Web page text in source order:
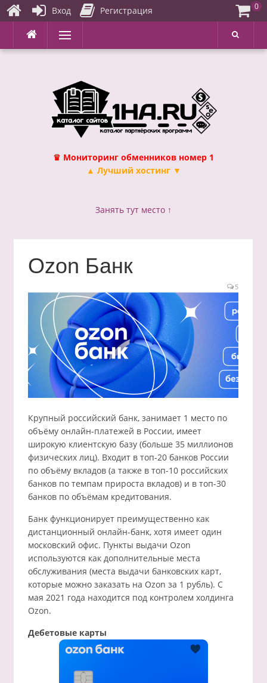
Перейти
содержимому
Меню
♛ Мониторинг обменников номер 1
▲ Лучший хостинг ▼
Занять тут место ↑
Ozon Банк
5
Крупный российский банк, занимает 1 место по
объёму онлайн-платежей в России, имеет
широкую клиентскую базу (больше 35 миллионов
физических лиц). Входит в топ-20 банков России
по объёму вкладов (а также в топ-10 российских
банков по темпам прироста вкладов) и в топ-30
банков по объёмам кредитования.
Банк функционирует преимущественно как
дистанционный онлайн-банк, хотя имеет один
московский офис. Пункты выдачи Ozon
используются как дополнительные места
обслуживания (места выдачи банковских карт,
которые можно заказать на Ozon за 1 рубль). С
мая 2021 года находится под контролем холдинга
Ozon.
Дебетовые карты
Вход Регистрация 0